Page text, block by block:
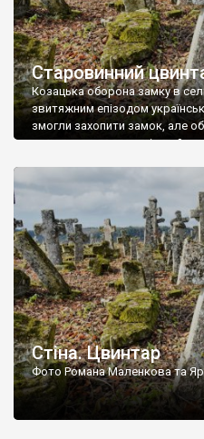
Старовинний
Козацька оборона замку в
звитяжним епізодом
змогли захопити замок, але
поховали на цвинтарі, який
ньому чимало хрестів 19
Стіна. Цвинтар
Фото Романа Маленкова та